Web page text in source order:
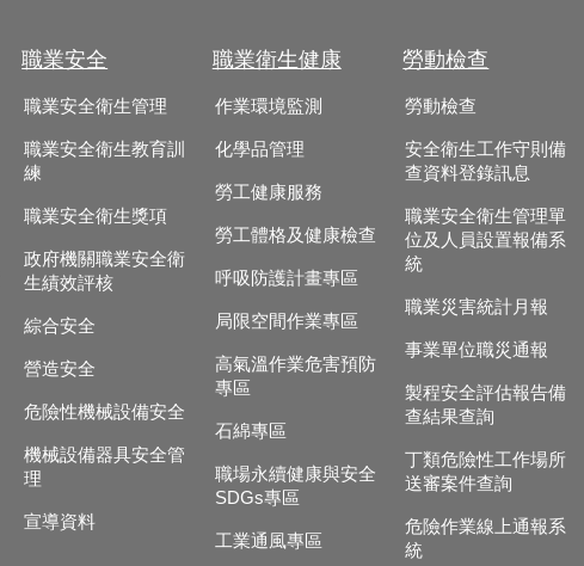
職業安全
職業安全衛生管理
職業安全衛生教育訓
練
職業安全衛生獎項
政府機關職業安全衛
生績效評核
綜合安全
營造安全
危險性機械設備安全
機械設備器具安全管
理
宣導資料
職業衛生健康
作業環境監測
化學品管理
勞工健康服務
勞工體格及健康檢查
呼吸防護計畫專區
局限空間作業專區
高氣溫作業危害預防
專區
石綿專區
職場永續健康與安全
SDGs專區
工業通風專區
勞動檢查
勞動檢查
安全衛生工作守則備
查資料登錄訊息
職業安全衛生管理單
位及人員設置報備系
統
職業災害統計月報
事業單位職災通報
製程安全評估報告備
查結果查詢
丁類危險性工作場所
送審案件查詢
危險作業線上通報系
統